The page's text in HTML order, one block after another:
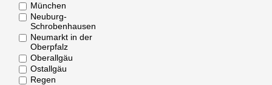
München
Neuburg-
Schrobenhausen
Neumarkt in der
Oberpfalz
Oberallgäu
Ostallgäu
Regen